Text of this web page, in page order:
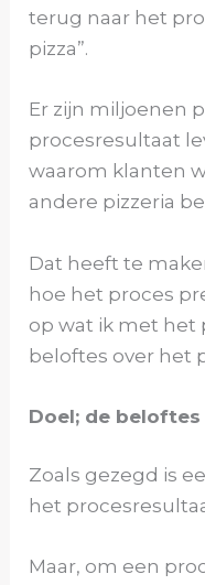
terug naar het
pizza”.
Er zijn miljoenen
procesresultaat
waarom klanten
andere pizzeria
Dat heeft te
hoe het proces
op wat ik met het
beloftes over het
Doel; de
Zoals gezegd is
het
Maar, om een